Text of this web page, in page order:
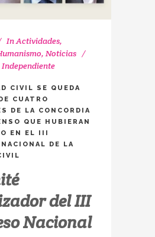
InActividades,
, Noticias
CIVIL SE QUEDA
CUATRO
DE LA CONCORDIA
QUE HUBIERAN
EN EL III
DE LA
del III
Nacional